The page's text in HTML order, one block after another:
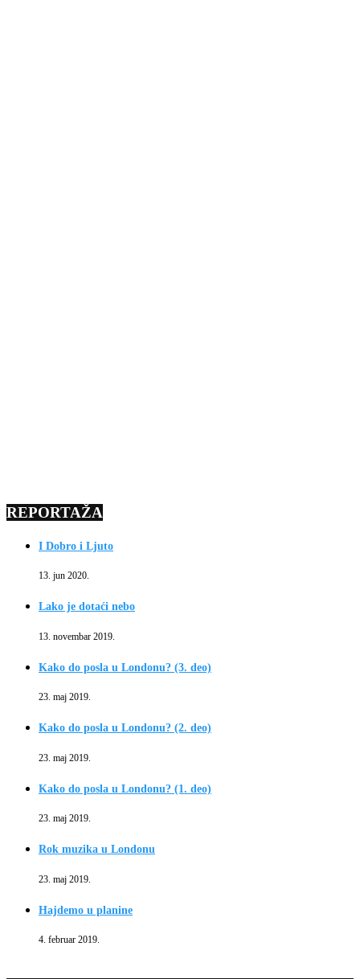
REPORTAŽA
I Dobro i Ljuto
13. jun 2020.
Lako je dotaći nebo
13. novembar 2019.
Kako do posla u Londonu? (3. deo)
23. maj 2019.
Kako do posla u Londonu? (2. deo)
23. maj 2019.
Kako do posla u Londonu? (1. deo)
23. maj 2019.
Rok muzika u Londonu
23. maj 2019.
Hajdemo u planine
4. februar 2019.